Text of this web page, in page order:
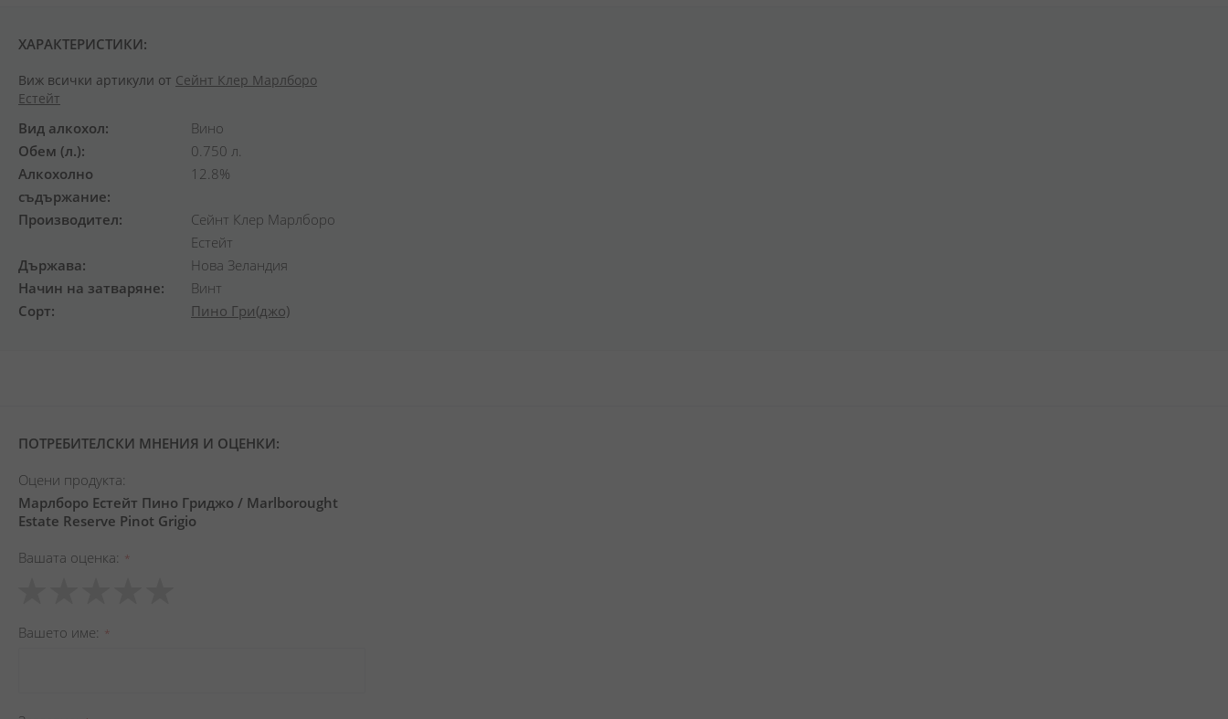
ХАРАКТЕРИСТИКИ:
Виж всички артикули от Сейнт Клер Марлборо
Естейт
Вид алкохол
Вино
Обем (л.)
0.750 л.
Алкохолно
съдържание
12.8%
Производител
Сейнт Клер Марлборо
Естейт
Държава
Нова Зеландия
Начин на затваряне
Винт
Сорт
Пино Гри(джо)
ПОТРЕБИТЕЛСКИ МНЕНИЯ И ОЦЕНКИ:
Оцени продукта:
Марлборо Естейт Пино Гриджо / Marlborought
Estate Reserve Pinot Grigio
Вашата оценка
star
stars
stars
stars
stars
Вашето име